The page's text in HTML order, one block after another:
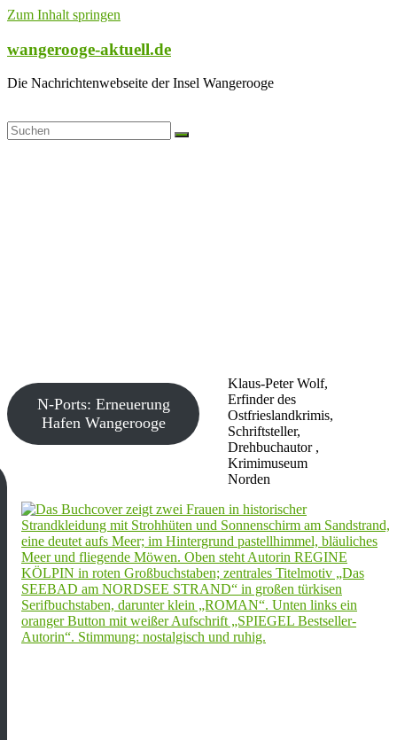
Zum Inhalt springen
wangerooge-aktuell.de
Die Nachrichtenwebseite der Insel Wangerooge
Klaus-Peter Wolf,
Erfinder des
Ostfrieslandkrimis,
Schriftsteller,
Drehbuchautor ,
Krimimuseum
Norden
N-Ports: Erneuerung
Hafen Wangerooge